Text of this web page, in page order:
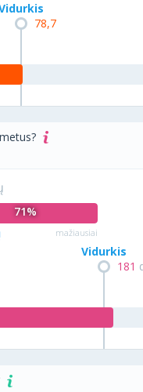
78,7
71%
mažiausiai
181
Vidurkis